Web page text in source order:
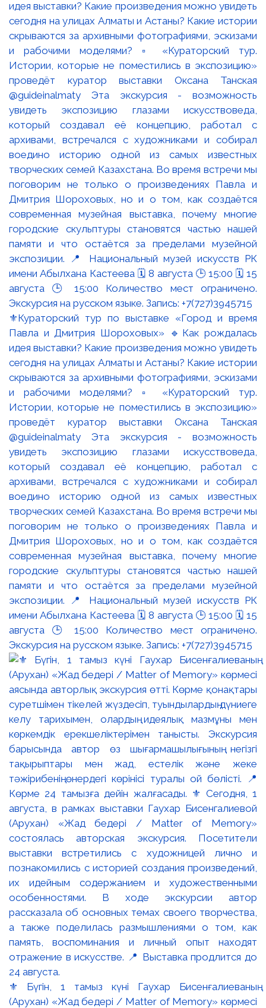
⚜️Кураторский тур по выставке «Город и время
Павла и Дмитрия Шороховых» 🔹Как рождалась
идея выставки? Какие произведения можно увидеть
сегодня на улицах Алматы и Астаны? Какие истории
скрываются за архивными фотографиями, эскизами
и рабочими моделями? ▫️ «Кураторский тур.
Истории, которые не поместились в экспозицию»
проведёт куратор выставки Оксана Танская
@guideinalmaty Эта экскурсия - возможность
увидеть экспозицию глазами искусствоведа,
который создавал её концепцию, работал с
архивами, встречался с художниками и собирал
воедино историю одной из самых известных
творческих семей Казахстана. Во время встречи мы
поговорим не только о произведениях Павла и
Дмитрия Шороховых, но и о том, как создаётся
современная музейная выставка, почему многие
городские скульптуры становятся частью нашей
памяти и что остаётся за пределами музейной
экспозиции. 📍 Национальный музей искусств РК
имени Абылхана Кастеева 🗓 8 августа 🕒 15:00 🗓 15
августа 🕒 15:00 Количество мест ограничено.
Экскурсия на русском языке. Запись: +7(727)3945715
⚜️ Бүгін, 1 тамыз күні Гаухар Бисенғалиеваның
(Арухан) «Жад бедері / Matter of Memory» көрмесі